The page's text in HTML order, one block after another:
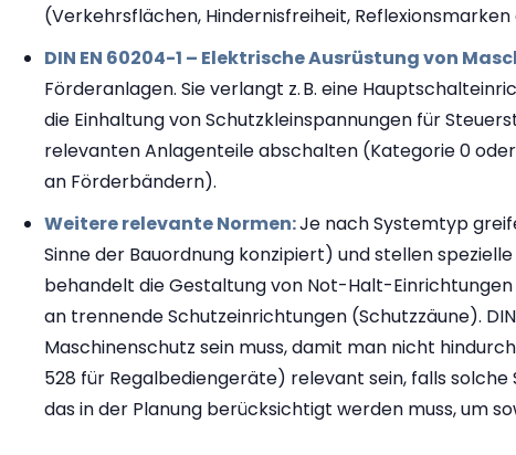
(Verkehrsflächen, Hindernisfreiheit,
DIN EN 60204-1 – Elektrische Ausrüstung von
Förderanlagen. Sie verlangt z. B. eine
die Einhaltung von Schutzkleinspannungen für
relevanten Anlagenteile abschalten (Kategorie 0
an Förderbändern).
Weitere relevante Normen:Je nach Systemtyp
Sinne der Bauordnung konzipiert) und stellen
behandelt die Gestaltung von Not-Halt-
an trennende Schutzeinrichtungen (Schutzzäune).
Maschinenschutz sein muss, damit man nicht
528 für Regalbediengeräte) relevant sein, falls
das in der Planung berücksichtigt werden muss, um